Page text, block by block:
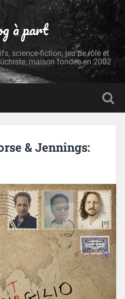
à part
science-fiction, jeu de rôle et
maison fondée en 2002
& Jennings: